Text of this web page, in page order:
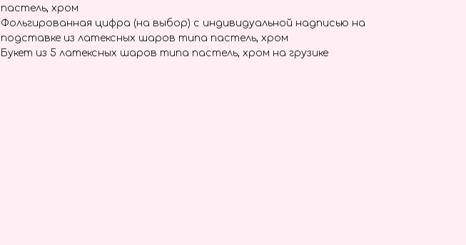
пастель, хром
Фольгированная цифра (на выбор) с индивидуальной надписью на
подставке из латексных шаров типа пастель, хром
Букет из 5 латексных шаров типа пастель, хром на грузике